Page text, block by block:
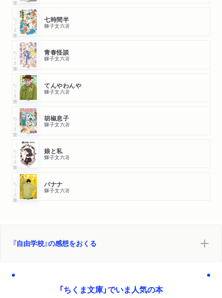
ちくま文庫 七時間半
獅子文六著
ちくま文庫 青春怪談
獅子文六著
ちくま文庫 てんやわんや
獅子文六著
ちくま文庫 胡椒息子
獅子文六著
ちくま文庫 娘と私
獅子文六著
ちくま文庫 バナナ
獅子文六著
『自由学校』の感想をおくる
「ちくま文庫」でいま人気の本